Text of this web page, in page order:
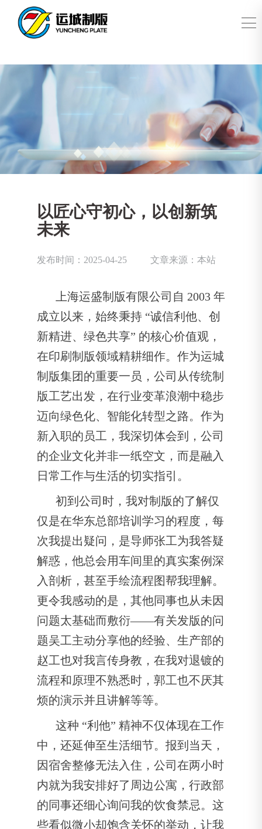
以匠心守初心，以创新筑
未来
发布时间：2025-04-25 文章来源：本站
上海运盛制版有限公司自 2003 年
成立以来，始终秉持 “诚信利他、创
新精进、绿色共享” 的核心价值观，
在印刷制版领域精耕细作。作为运城
制版集团的重要一员，公司从传统制
版工艺出发，在行业变革浪潮中稳步
迈向绿色化、智能化转型之路。作为
新入职的员工，我深切体会到，公司
的企业文化并非一纸空文，而是融入
日常工作与生活的切实指引。
初到公司时，我对制版的了解仅
仅是在华东总部培训学习的程度，每
次我提出疑问，是导师张工为我答疑
解惑，他总会用车间里的真实案例深
入剖析，甚至手绘流程图帮我理解。
更令我感动的是，其他同事也从未因
问题太基础而敷衍——有关发版的问
题吴工主动分享他的经验、生产部的
赵工也对我言传身教，在我对退镀的
流程和原理不熟悉时，郭工也不厌其
烦的演示并且讲解等等。
这种 “利他” 精神不仅体现在工作
中，还延伸至生活细节。报到当天，
因宿舍整修无法入住，公司在两小时
内就为我安排好了周边公寓，行政部
的同事还细心询问我的饮食禁忌。这
些看似微小却饱含关怀的举动，让我